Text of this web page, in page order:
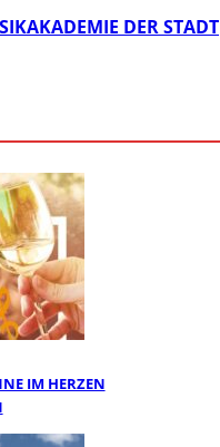
DER STADT
IM HERZEN